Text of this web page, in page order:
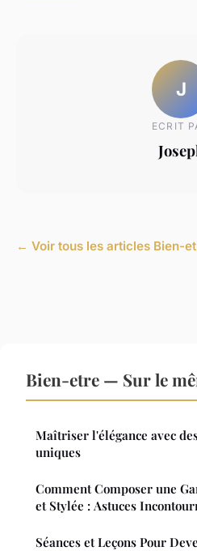
J
ECRIT
← Voir tous les articles Bien-
Bien-etre — Sur le
Maîtriser l'élégance avec
uniques
Comment Composer une
et Stylée : Astuces
Séances et Leçons Pour